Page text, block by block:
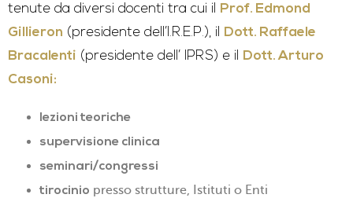
tenute da diversi docenti tra cui il
Prof. Edmond
Gillieron (presidente dell’I.R.E.P.), il
Dott. Raffaele
Bracalenti (presidente dell’ IPRS) e il
Dott. Arturo
Casoni:
lezioni teoriche
supervisione clinica
seminari/congressi
tirocinio presso strutture, Istituti o Enti